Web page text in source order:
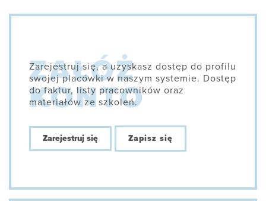
Zarejestruj się, a uzyskasz dostęp do profilu
swojej placówki w naszym systemie. Dostęp
do faktur, listy pracowników oraz
materiałów ze szkoleń.
Zarejestruj się Zapisz się